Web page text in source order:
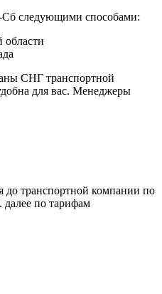
Сб следующими способами:
СНГ транспортной
для вас. Менеджеры
до транспортной компании по
далее по тарифам